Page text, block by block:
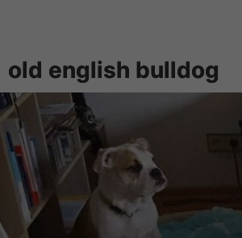
old english bulldog